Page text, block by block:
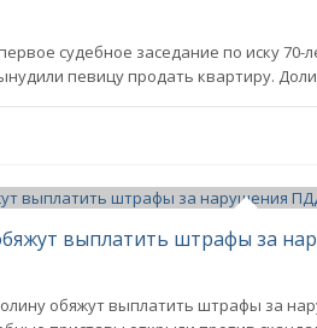
первое судебное заседание по иску
певицу продать квартиру.
выплатить штрафы за
обяжут выплатить штрафы за